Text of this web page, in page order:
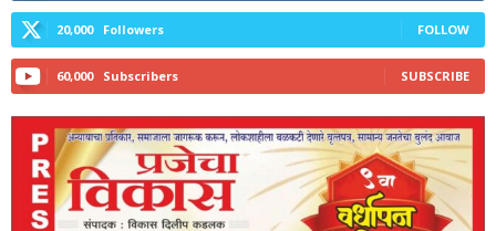
20,000 Followers FOLLOW
60,000 Subscribers SUBSCRIBE